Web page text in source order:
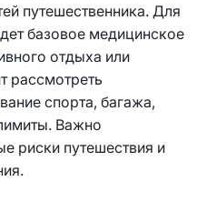
путешественника. Для
базовое медицинское
отдыха или
рассмотреть
спорта, багажа,
Важно
риски путешествия и